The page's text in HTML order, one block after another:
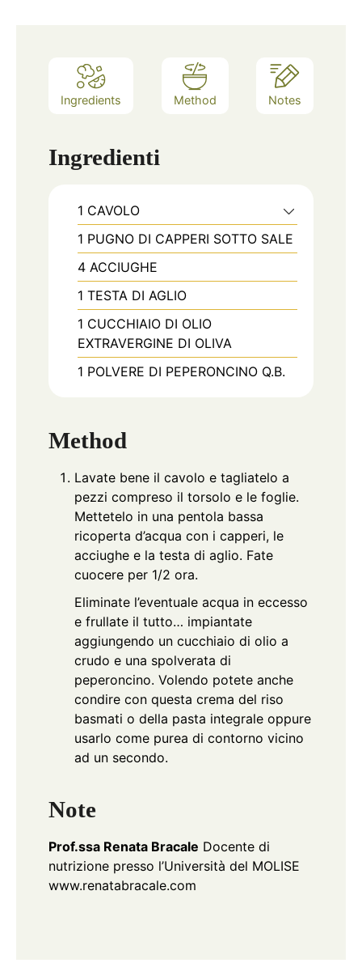
Ingredients Method Notes
Ingredienti
1 CAVOLO
1 PUGNO DI CAPPERI SOTTO SALE
4 ACCIUGHE
1 TESTA DI AGLIO
1 CUCCHIAIO DI OLIO
EXTRAVERGINE DI OLIVA
1 POLVERE DI PEPERONCINO Q.B.
Method
Lavate bene il cavolo e tagliatelo a
pezzi compreso il torsolo e le foglie.
Mettetelo in una pentola bassa
ricoperta d’acqua con i capperi, le
acciughe e la testa di aglio. Fate
cuocere per 1/2 ora.
Eliminate l’eventuale acqua in eccesso
e frullate il tutto… impiantate
aggiungendo un cucchiaio di olio a
crudo e una spolverata di
peperoncino. Volendo potete anche
condire con questa crema del riso
basmati o della pasta integrale oppure
usarlo come purea di contorno vicino
ad un secondo.
Note
Prof.ssa Renata Bracale Docente di
nutrizione presso l’Università del MOLISE
www.renatabracale.com